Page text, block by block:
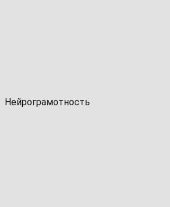
Нейрограмотность